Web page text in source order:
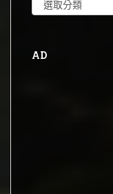
類
AD